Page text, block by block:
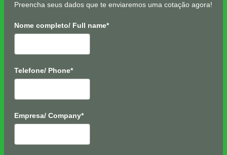
Preencha seus dados que te enviaremos uma cotação agora!
Nome completo/ Full name*
Telefone/ Phone*
Empresa/ Company*